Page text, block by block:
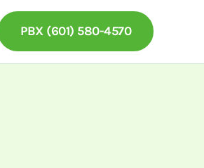
PBX (601) 580-4570